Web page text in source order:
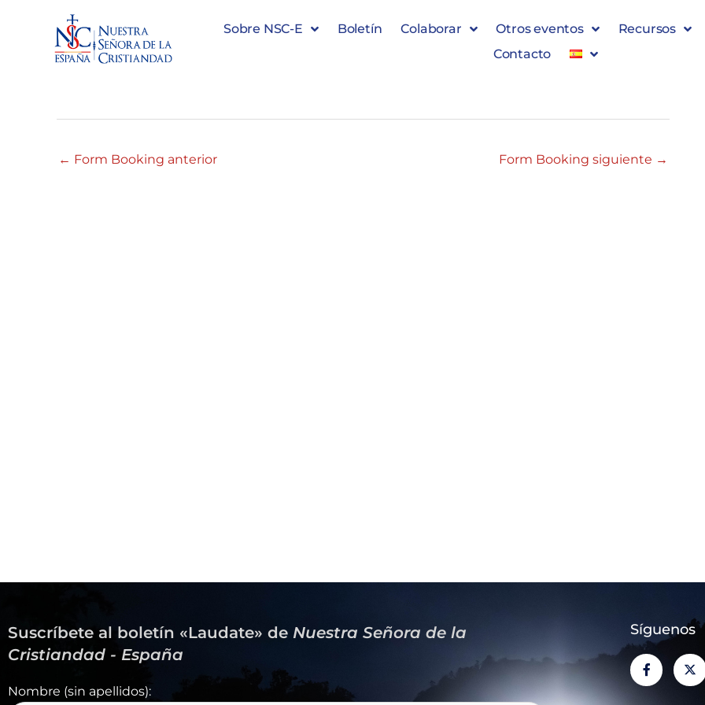
Sobre NSC-E Boletín Colaborar Otros eventos Recursos
Contacto
#35521 09:00 – 10:00
← Form Booking anterior Form Booking siguiente →
Suscríbete al boletín «Laudate» de Nuestra Señora de la
Cristiandad - España
Nombre (sin apellidos):
Síguenos
F
a
c
X
-
t